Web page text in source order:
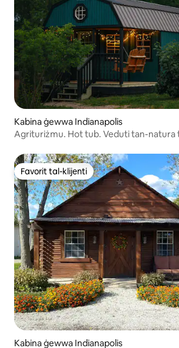
Kabina ġewwa Indianapolis
Agrituriżmu. Hot tub. Veduti tan-natura
Favorit tal-klijenti
Favorit tal-klijenti
Kabina ġewwa Indianapolis